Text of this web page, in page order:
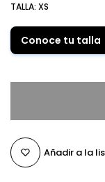
TALLA: XS
Conoce tu talla
Añadir a la